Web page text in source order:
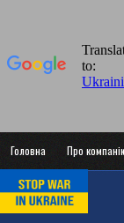
Головна Про